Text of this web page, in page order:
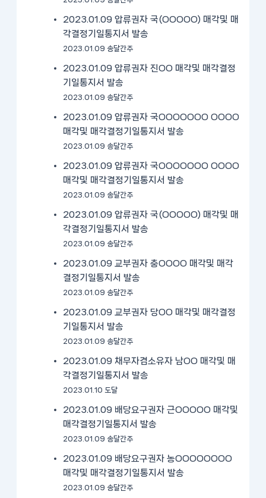
2023.01.09 압류권자 국(OOOOO) 매각및 매
각결정기일통지서 발송
2023.01.09 송달간주
2023.01.09 압류권자 진OO 매각및 매각결정
기일통지서 발송
2023.01.09 송달간주
2023.01.09 압류권자 국OOOOOOO OOOO
매각및 매각결정기일통지서 발송
2023.01.09 송달간주
2023.01.09 압류권자 국OOOOOOO OOOO
매각및 매각결정기일통지서 발송
2023.01.09 송달간주
2023.01.09 압류권자 국(OOOOO) 매각및 매
각결정기일통지서 발송
2023.01.09 송달간주
2023.01.09 교부권자 충OOOO 매각및 매각
결정기일통지서 발송
2023.01.09 송달간주
2023.01.09 교부권자 당OO 매각및 매각결정
기일통지서 발송
2023.01.09 송달간주
2023.01.09 채무자겸소유자 남OO 매각및 매
각결정기일통지서 발송
2023.01.10 도달
2023.01.09 배당요구권자 근OOOOO 매각및
매각결정기일통지서 발송
2023.01.09 송달간주
2023.01.09 배당요구권자 농OOOOOOOO
매각및 매각결정기일통지서 발송
2023.01.09 송달간주